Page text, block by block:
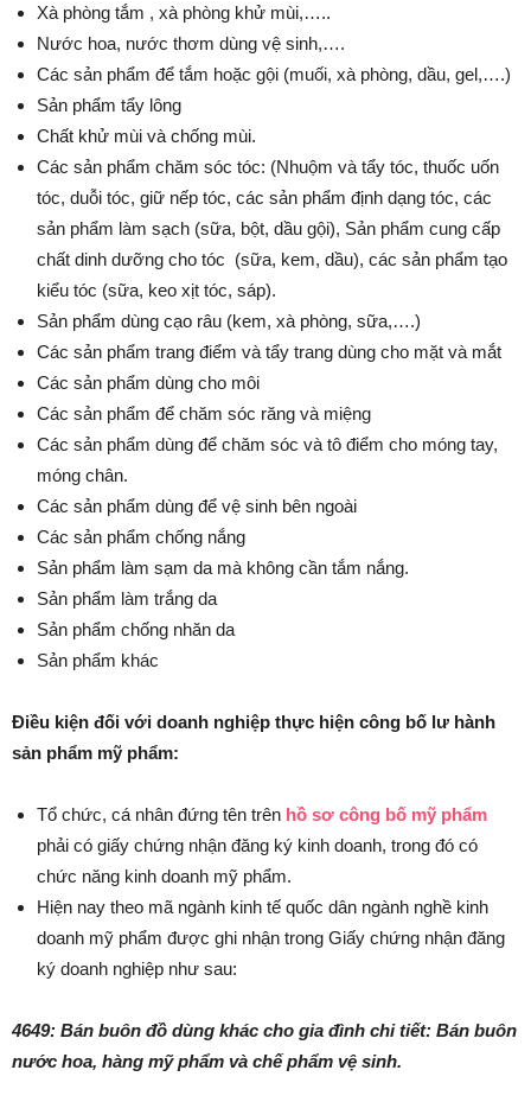
Xà phòng tắm , xà phòng khử mùi,…..
Nước hoa, nước thơm dùng vệ sinh,….
Các sản phẩm để tắm hoặc gội (muối, xà phòng, dầu, gel,….)
Sản phẩm tẩy lông
Chất khử mùi và chống mùi.
Các sản phẩm chăm sóc tóc: (Nhuộm và tẩy tóc, thuốc uốn
tóc, duỗi tóc, giữ nếp tóc, các sản phẩm định dạng tóc, các
sản phẩm làm sạch (sữa, bột, dầu gội), Sản phẩm cung cấp
chất dinh dưỡng cho tóc (sữa, kem, dầu), các sản phẩm tạo
kiểu tóc (sữa, keo xịt tóc, sáp).
Sản phẩm dùng cạo râu (kem, xà phòng, sữa,….)
Các sản phẩm trang điểm và tẩy trang dùng cho mặt và mắt
Các sản phẩm dùng cho môi
Các sản phẩm để chăm sóc răng và miệng
Các sản phẩm dùng để chăm sóc và tô điểm cho móng tay,
móng chân.
Các sản phẩm dùng để vệ sinh bên ngoài
Các sản phẩm chống nắng
Sản phẩm làm sạm da mà không cần tắm nắng.
Sản phẩm làm trắng da
Sản phẩm chống nhăn da
Sản phẩm khác
Điều kiện đối với doanh nghiệp thực hiện công bố lư hành
sản phẩm mỹ phẩm:
Tổ chức, cá nhân đứng tên trên hồ sơ công bố mỹ phẩm
phải có giấy chứng nhận đăng ký kinh doanh, trong đó có
chức năng kinh doanh mỹ phẩm.
Hiện nay theo mã ngành kinh tế quốc dân ngành nghề kinh
doanh mỹ phẩm được ghi nhận trong Giấy chứng nhận đăng
ký doanh nghiệp như sau:
4649: Bán buôn đồ dùng khác cho gia đình chi tiết: Bán buôn
nước hoa, hàng mỹ phẩm và chế phẩm vệ sinh.